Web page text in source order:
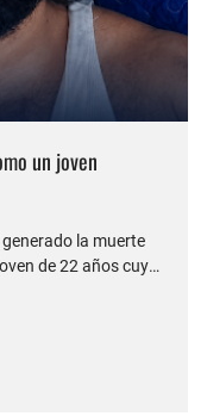
un joven
la muerte
de 22 años cuyo
fueron